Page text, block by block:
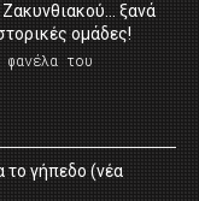
ξανά
ομάδες!
του
το γήπεδο (νέα